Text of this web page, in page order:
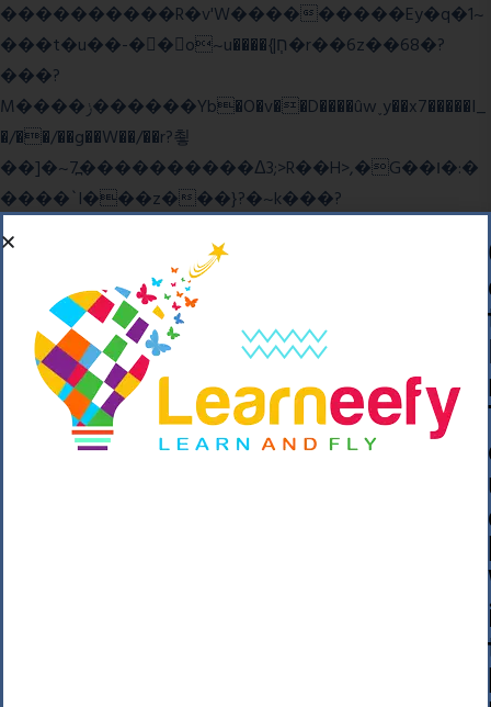
����������R�v'W���������Ey�q�1~
���t�u��-�� o~u����{|ח֧�r��6z��68�?
���?
M����ݫ������Yb�O�v��D����ûw˯y��x7�����I_
�/��/��g��W��/��r?쵷
��]�~7߽����������Δ3;>R��H>,�G��ו�:�
���� `I���z���}?�~k���?
��o��C���ǡ���,����*�3��#eۧ_>\��z
�K{DQg�Ϯ��]u��3o�V~�/��@��??
����Y�]�s�n���s
����p��|
��^��������$��ٽ�P���~��4���Snn^
$ ����Ogy/|>ڿ|�I��'A�n��1�$�}
=c"'��K���X�:��?j�ԫ��-